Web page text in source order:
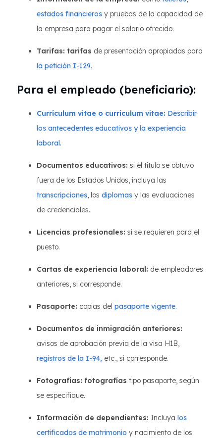
estados financieros y pruebas de la capacidad de
la empresa para pagar el salario ofrecido.
Tarifas: tarifas de presentación apropiadas para
la petición I-129.
Para el empleado (beneficiario):
Currículum vitae o currículum vitae: Describir
los antecedentes educativos y la experiencia
laboral.
Documentos educativos: si el título se obtuvo
fuera de los Estados Unidos, incluya las
transcripciones, los diplomas y las evaluaciones
de credenciales.
Licencias profesionales: si se requieren para el
puesto.
Cartas de experiencia laboral: de empleadores
anteriores, si corresponde.
Pasaporte: copias del pasaporte vigente.
Documentos de inmigración anteriores:
avisos de aprobación previa de la visa H1B,
registros de la I-94, etc., si corresponde.
Fotografías: fotografías tipo pasaporte, según
se especifique.
Información de dependientes: Incluya los
certificados de matrimonio y nacimiento de los